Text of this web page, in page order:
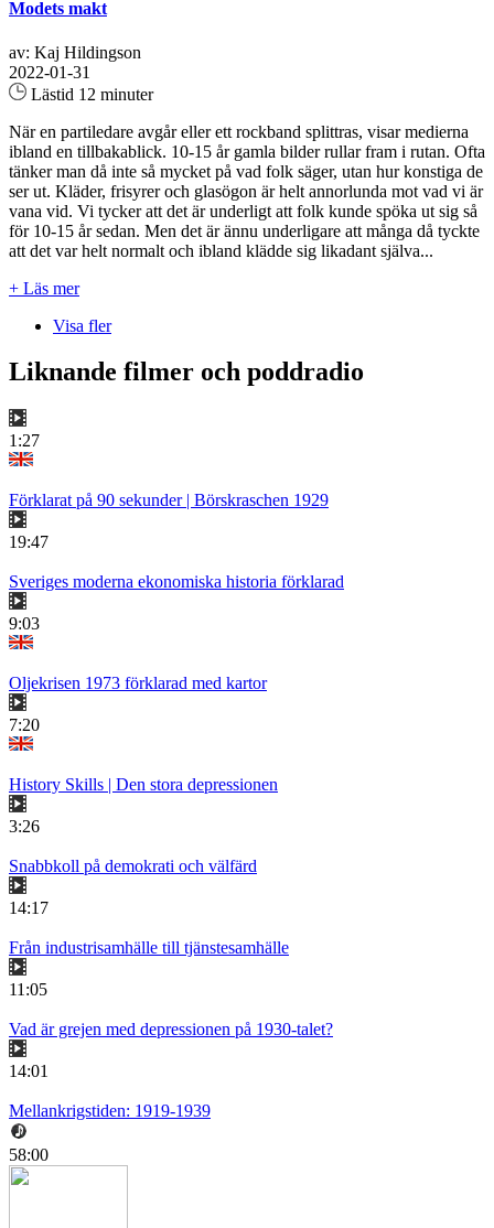
Modets makt
av: Kaj Hildingson
2022-01-31
Lästid 12 minuter
När en partiledare avgår eller ett rockband splittras, visar medierna
ibland en tillbakablick. 10-15 år gamla bilder rullar fram i rutan. Ofta
tänker man då inte så mycket på vad folk säger, utan hur konstiga de
ser ut. Kläder, frisyrer och glasögon är helt annorlunda mot vad vi är
vana vid. Vi tycker att det är underligt att folk kunde spöka ut sig så
för 10-15 år sedan. Men det är ännu underligare att många då tyckte
att det var helt normalt och ibland klädde sig likadant själva...
+ Läs mer
Visa fler
Liknande filmer och poddradio
1:27
Förklarat på 90 sekunder | Börskraschen 1929
19:47
Sveriges moderna ekonomiska historia förklarad
9:03
Oljekrisen 1973 förklarad med kartor
7:20
History Skills | Den stora depressionen
3:26
Snabbkoll på demokrati och välfärd
14:17
Från industrisamhälle till tjänstesamhälle
11:05
Vad är grejen med depressionen på 1930-talet?
14:01
Mellankrigstiden: 1919-1939
58:00